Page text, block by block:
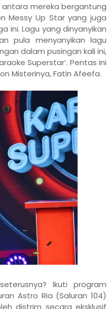
antara mereka bergantung
Messy Up Star yang juga
ini. Lagu yang dinyanyikan
pula menyanyikan lagu
dalam pusingan kali ini,
Superstar’. Pentas ini
Misterinya, Fatin Afeefa.
Ikuti program
Astro Ria (Saluran 104)
distrim secara eksklusif